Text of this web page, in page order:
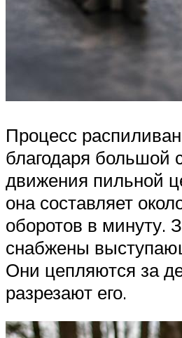
Процесс
благодаря большой
движения пильной
она составляет
оборотов в минуту.
снабжены
Они цепляются за
разрезают его.